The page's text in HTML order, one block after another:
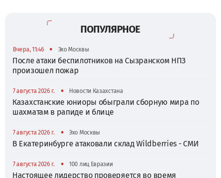
ПОПУЛЯРНОЕ
Вчера, 11:46 • Эхо Москвы
После атаки беспилотников на Сызранском НПЗ
произошел пожар
7 августа 2026 г. • Новости Казахстана
Казахстанские юниоры обыграли сборную мира по
шахматам в рапиде и блице
7 августа 2026 г. • Эхо Москвы
В Екатеринбурге атаковали склад Wildberries - СМИ
7 августа 2026 г. • 100 лиц Евразии
Настоящее лидерство проверяется во время